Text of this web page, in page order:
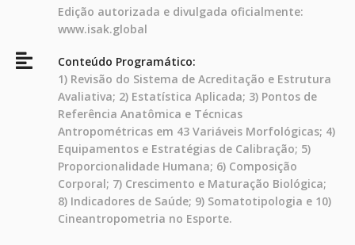
Edição autorizada e divulgada oficialmente:
www.isak.global
Conteúdo Programático:
1) Revisão do Sistema de Acreditação e Estrutura
Avaliativa; 2) Estatística Aplicada; 3) Pontos de
Referência Anatômica e Técnicas
Antropométricas em 43 Variáveis Morfológicas; 4)
Equipamentos e Estratégias de Calibração; 5)
Proporcionalidade Humana; 6) Composição
Corporal; 7) Crescimento e Maturação Biológica;
8) Indicadores de Saúde; 9) Somatotipologia e 10)
Cineantropometria no Esporte.